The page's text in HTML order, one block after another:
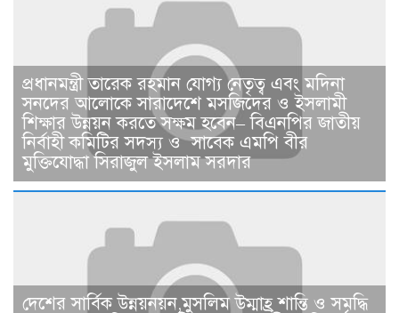
প্রধানমন্ত্রী তারেক রহমান যোগ্য নেতৃত্ব এবং মদিনা
সনদের আলোকে সারাদেশে মসজিদের ও ইসলামী
শিক্ষার উন্নয়ন করতে সক্ষম হবেন– বিএনপির জাতীয়
নির্বাহী কমিটির সদস্য ও সাবেক এমপি বীর
মুক্তিযোদ্ধা সিরাজুল ইসলাম সরদার
দেশের সার্বিক উন্নয়নয়ন,মুসলিম উম্মাহ্র শান্তি ও সমৃদ্ধি